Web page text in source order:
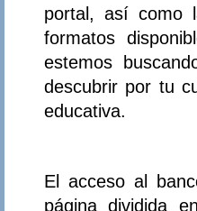
portal, así como
formatos
estemos
descubrir por tu
educativa.
El acceso al
página dividida